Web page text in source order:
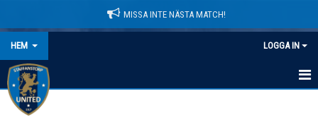
MISSA INTE NÄSTA MATCH!
HEM LOGGA IN
HEM